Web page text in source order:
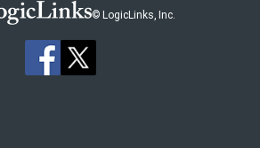
© LogicLinks, Inc.